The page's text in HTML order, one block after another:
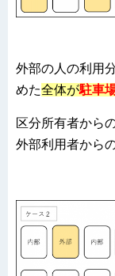
外部の人の利用
めた全体が駐車
区分所有者から
外部利用者から